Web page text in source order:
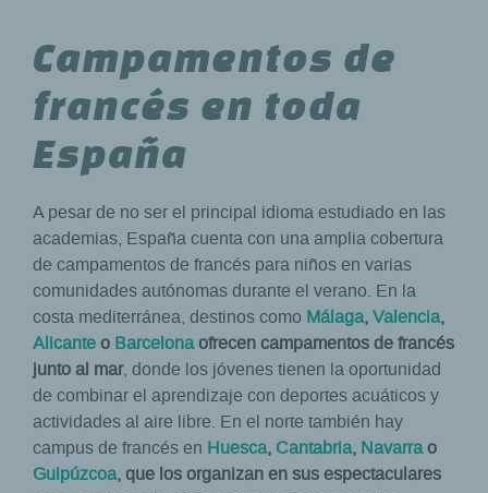
Campamentos de
francés en toda
España
A pesar de no ser el principal idioma estudiado en las
academias, España cuenta con una amplia cobertura
de campamentos de francés para niños en varias
comunidades autónomas durante el verano. En la
costa mediterránea, destinos como Málaga,Valencia,
Alicanteo Barcelonaofrecen campamentos de francés
junto al mar, donde los jóvenes tienen la oportunidad
de combinar el aprendizaje con deportes acuáticos y
actividades al aire libre. En el norte también hay
campus de francés en Huesca, Cantabria, Navarrao
Guipúzcoa, que los organizan en sus espectaculares